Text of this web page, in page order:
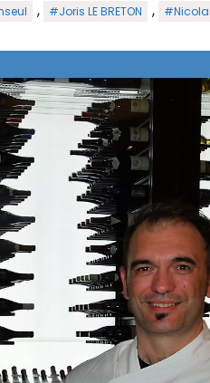
, #Joris LE BRETON ,